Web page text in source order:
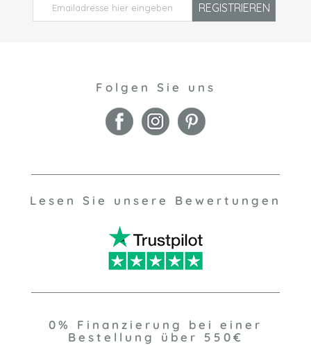
REGISTRIEREN
Folgen Sie uns
Lesen Sie unsere Bewertungen
0% Finanzierung bei einer
Bestellung über 550€